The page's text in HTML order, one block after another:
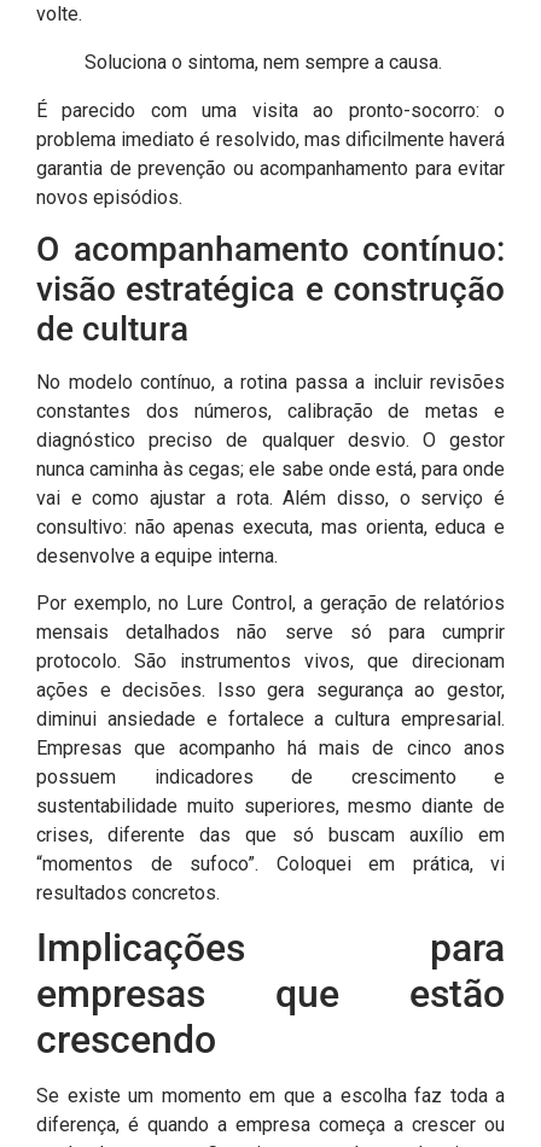
volte.
Soluciona o sintoma, nem sempre a causa.
É parecido com uma visita ao pronto-socorro: o
problema imediato é resolvido, mas dificilmente haverá
garantia de prevenção ou acompanhamento para evitar
novos episódios.
O acompanhamento contínuo:
visão estratégica e construção
de cultura
No modelo contínuo, a rotina passa a incluir revisões
constantes dos números, calibração de metas e
diagnóstico preciso de qualquer desvio. O gestor
nunca caminha às cegas; ele sabe onde está, para onde
vai e como ajustar a rota. Além disso, o serviço é
consultivo: não apenas executa, mas orienta, educa e
desenvolve a equipe interna.
Por exemplo, no Lure Control, a geração de relatórios
mensais detalhados não serve só para cumprir
protocolo. São instrumentos vivos, que direcionam
ações e decisões. Isso gera segurança ao gestor,
diminui ansiedade e fortalece a cultura empresarial.
Empresas que acompanho há mais de cinco anos
possuem indicadores de crescimento e
sustentabilidade muito superiores, mesmo diante de
crises, diferente das que só buscam auxílio em
“momentos de sufoco”. Coloquei em prática, vi
resultados concretos.
Implicações para
empresas que estão
crescendo
Se existe um momento em que a escolha faz toda a
diferença, é quando a empresa começa a crescer ou